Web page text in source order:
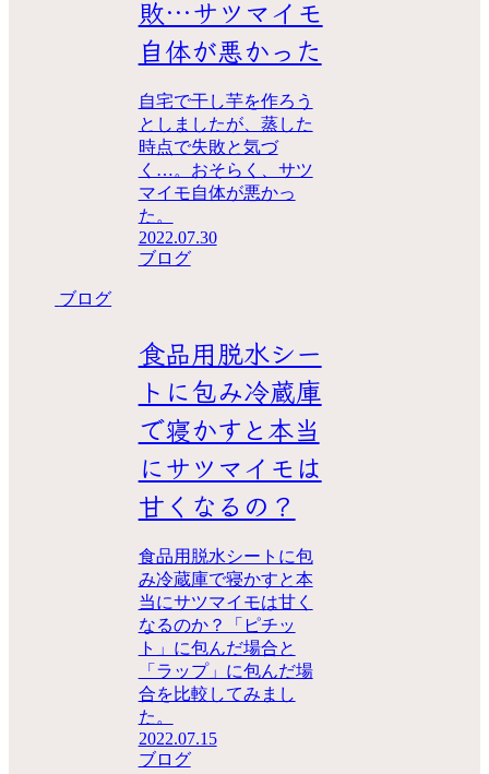
敗…サツマイモ
自体が悪かった
自宅で干し芋を作ろう
としましたが、蒸した
時点で失敗と気づ
く…。おそらく、サツ
マイモ自体が悪かっ
た。
2022.07.30
ブログ
ブログ
食品用脱水シー
トに包み冷蔵庫
で寝かすと本当
にサツマイモは
甘くなるの？
食品用脱水シートに包
み冷蔵庫で寝かすと本
当にサツマイモは甘く
なるのか？「ピチッ
ト」に包んだ場合と
「ラップ」に包んだ場
合を比較してみまし
た。
2022.07.15
ブログ